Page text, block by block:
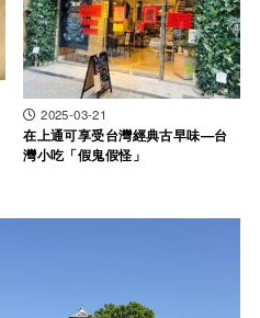
2025-03-21
在上通可享受台灣經典古早味—台
灣小吃「假鬼假怪」